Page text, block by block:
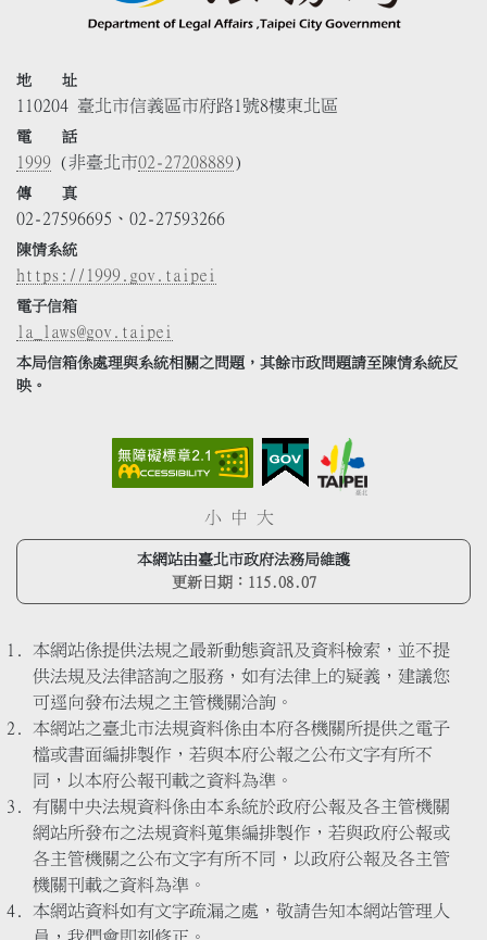
地 址
110204 臺北市信義區市府路1號8樓東北區
電 話
1999 (非臺北市02-27208889)
傳 真
02-27596695、02-27593266
陳情系統
https://1999.gov.taipei
電子信箱
la_laws@gov.taipei
本局信箱係處理與系統相關之問題，其餘市政問題請至陳情系統反
映。
小 中 大
本網站由臺北市政府法務局維護
更新日期： 115.08.07
本網站係提供法規之最新動態資訊及資料檢索，並不提
供法規及法律諮詢之服務，如有法律上的疑義，建議您
可逕向發布法規之主管機關洽詢。
本網站之臺北市法規資料係由本府各機關所提供之電子
檔或書面編排製作，若與本府公報之公布文字有所不
同，以本府公報刊載之資料為準。
有關中央法規資料係由本系統於政府公報及各主管機關
網站所發布之法規資料蒐集編排製作，若與政府公報或
各主管機關之公布文字有所不同，以政府公報及各主管
機關刊載之資料為準。
本網站資料如有文字疏漏之處，敬請告知本網站管理人
員，我們會即刻修正。